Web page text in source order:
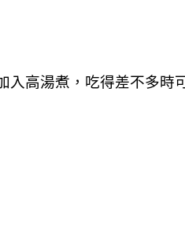
高湯煮，吃得差不多時